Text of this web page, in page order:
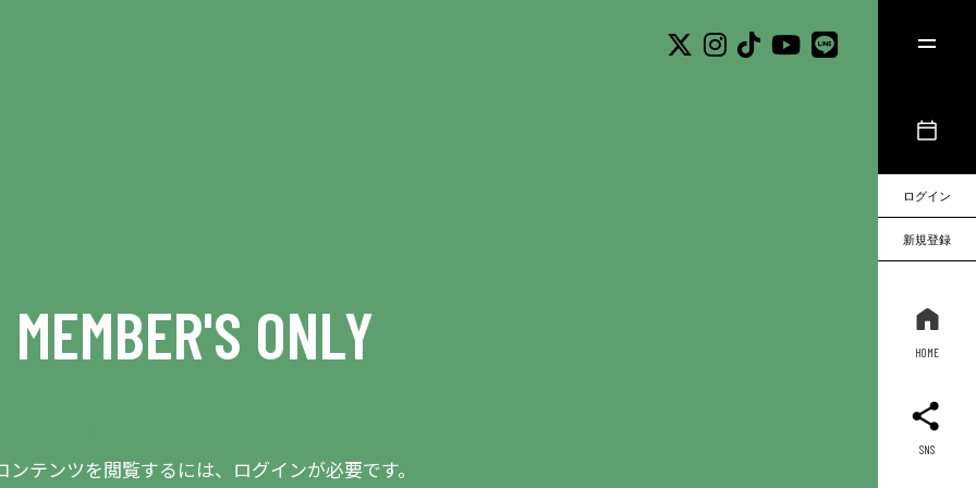
ログイン
新規登録
HOME
SNS
MEMBER'S ONLY
ンテンツを閲覧するには、ログインが必要です。